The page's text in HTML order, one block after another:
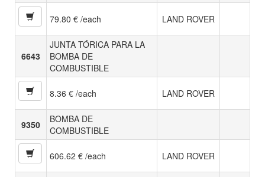
79.80 € /each LAND ROVER
6643
JUNTA TÓRICA PARA LA
BOMBA DE
COMBUSTIBLE
8.36 € /each LAND ROVER
9350
BOMBA DE
COMBUSTIBLE
606.62 € /each LAND ROVER